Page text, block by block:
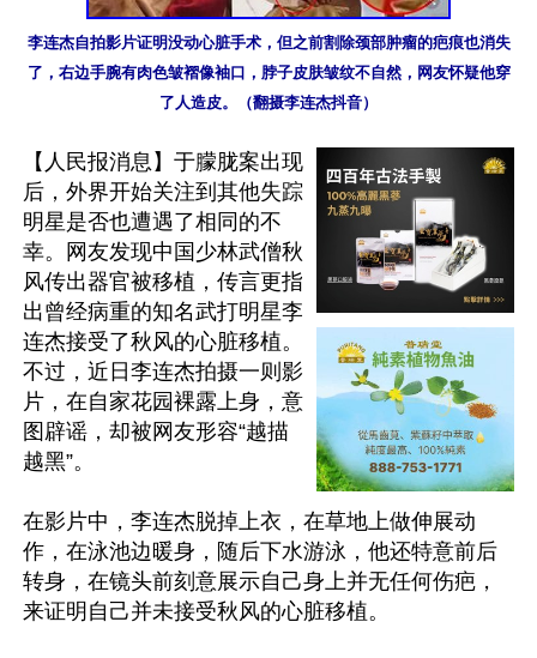
李连杰自拍影片证明没动心脏手术，但之前割除颈部肿瘤的疤痕也消失
了，右边手腕有肉色皱褶像袖口，脖子皮肤皱纹不自然，网友怀疑他穿
了人造皮。（翻摄李连杰抖音）
【人民报消息】于朦胧案出现
后，外界开始关注到其他失踪
明星是否也遭遇了相同的不
幸。网友发现中国少林武僧秋
风传出器官被移植，传言更指
出曾经病重的知名武打明星李
连杰接受了秋风的心脏移植。
不过，近日李连杰拍摄一则影
片，在自家花园裸露上身，意
图辟谣，却被网友形容“越描
越黑”。
在影片中，李连杰脱掉上衣，在草地上做伸展动
作，在泳池边暖身，随后下水游泳，他还特意前后
转身，在镜头前刻意展示自己身上并无任何伤疤，
来证明自己并未接受秋风的心脏移植。